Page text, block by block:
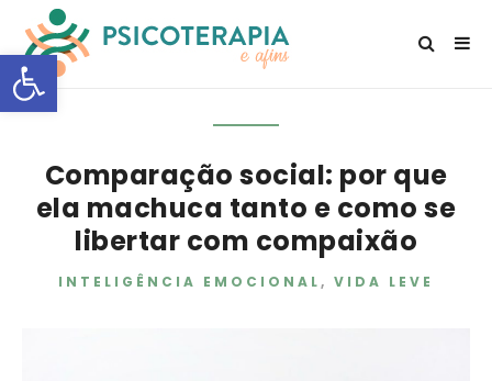
Open toolbar
Comparação social: por que
ela machuca tanto e como se
libertar com compaixão
INTELIGÊNCIA EMOCIONAL, VIDA LEVE